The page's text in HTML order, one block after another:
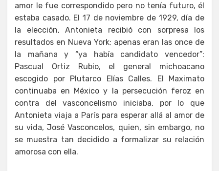
amor le fue correspondido pero no tenía futuro, él
estaba casado. El 17 de noviembre de 1929, día de
la elección, Antonieta recibió con sorpresa los
resultados en Nueva York; apenas eran las once de
la mañana y “ya había candidato vencedor”:
Pascual Ortiz Rubio, el general michoacano
escogido por Plutarco Elías Calles. El Maximato
continuaba en México y la persecución feroz en
contra del vasconcelismo iniciaba, por lo que
Antonieta viaja a París para esperar allá al amor de
su vida, José Vasconcelos, quien, sin embargo, no
se muestra tan decidido a formalizar su relación
amorosa con ella.